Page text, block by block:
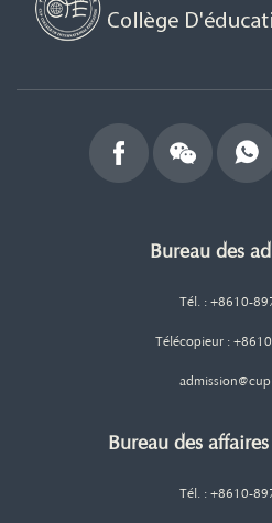
Bureau des
Tél. : +8610-
Télécopieur :
Bureau des
Tél. : +8610-